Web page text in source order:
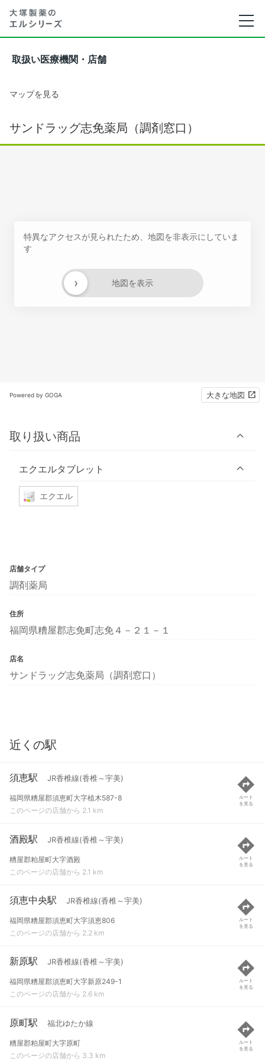
取扱い医療機関・店舗
マップを見る
サンドラッグ志免薬局（調剤窓口）
特異なアクセスが見られたため、地図を非表示にしていま
す
地図を表示
›
Powered by GOGA 大きな地図
取り扱い商品
エクエルタブレット
エクエル
店舗タイプ
調剤薬局
住所
福岡県糟屋郡志免町志免４－２１－１
店名
サンドラッグ志免薬局（調剤窓口）
近くの駅
須恵駅 JR香椎線(香椎～宇美)
福岡県糟屋郡須恵町大字植木587-8
このページの店舗から 2.1 km
ルート
を見る
酒殿駅 JR香椎線(香椎～宇美)
糟屋郡粕屋町大字酒殿
このページの店舗から 2.1 km
ルート
を見る
須恵中央駅 JR香椎線(香椎～宇美)
福岡県糟屋郡須恵町大字須恵806
このページの店舗から 2.2 km
ルート
を見る
新原駅 JR香椎線(香椎～宇美)
福岡県糟屋郡須恵町大字新原249-1
このページの店舗から 2.6 km
ルート
を見る
原町駅 福北ゆたか線
糟屋郡粕屋町大字原町
このページの店舗から 3.3 km
ルート
を見る